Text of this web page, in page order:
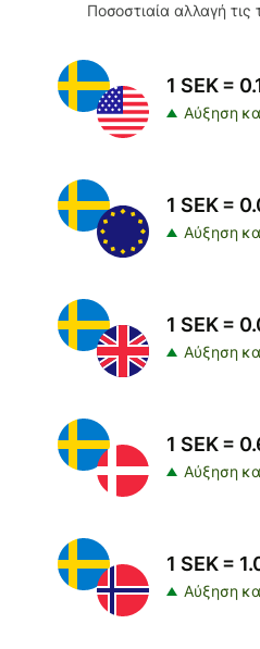
Ποσοστιαία αλλαγή
1 SEK =
Αύξηση
1 SEK =
Αύξηση
1 SEK =
Αύξηση
1 SEK =
Αύξηση
1 SEK =
Αύξηση